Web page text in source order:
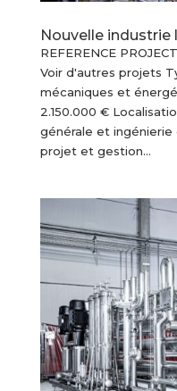
Nouvelle industrie
REFERENCE
Voir d'autres projets
mécaniques et
2.150.000 €
générale et
projet et gestion...